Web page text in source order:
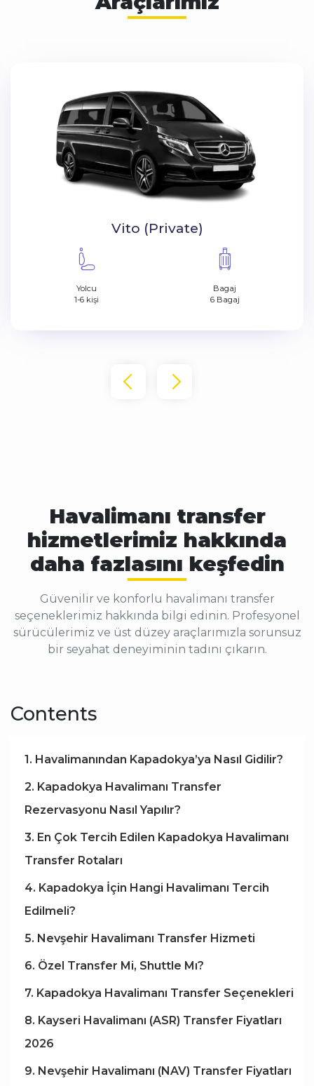
VIP Vito (Private)
Yolcu
1-4 kişi
Bagaj
4 Bagaj
Havalimanı transfer
hizmetlerimiz hakkında
daha fazlasını keşfedin
Güvenilir ve konforlu havalimanı transfer
seçeneklerimiz hakkında bilgi edinin. Profesyonel
sürücülerimiz ve üst düzey araçlarımızla sorunsuz
bir seyahat deneyiminin tadını çıkarın.
Contents
1. Havalimanından Kapadokya’ya Nasıl Gidilir?
2. Kapadokya Havalimanı Transfer
Rezervasyonu Nasıl Yapılır?
3. En Çok Tercih Edilen Kapadokya Havalimanı
Transfer Rotaları
4. Kapadokya İçin Hangi Havalimanı Tercih
Edilmeli?
5. Nevşehir Havalimanı Transfer Hizmeti
6. Özel Transfer Mi, Shuttle Mı?
7. Kapadokya Havalimanı Transfer Seçenekleri
8. Kayseri Havalimanı (ASR) Transfer Fiyatları
2026
9. Nevşehir Havalimanı (NAV) Transfer Fiyatları